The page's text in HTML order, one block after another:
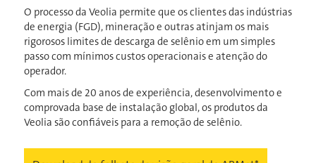
O processo da Veolia permite que os clientes das indústrias
de energia (FGD), mineração e outras atinjam os mais
rigorosos limites de descarga de selênio em um simples
passo com mínimos custos operacionais e atenção do
operador.
Com mais de 20 anos de experiência, desenvolvimento e
comprovada base de instalação global, os produtos da
Veolia são confiáveis para a remoção de selênio.